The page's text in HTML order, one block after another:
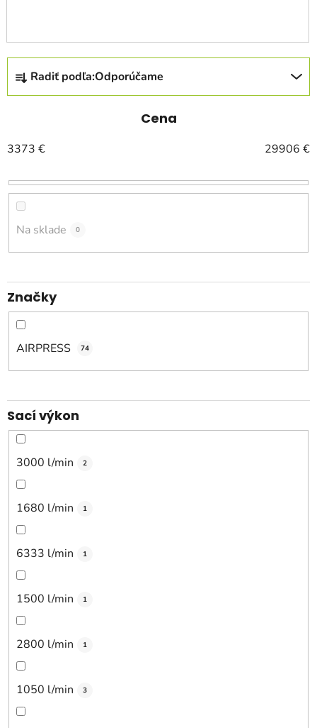
R
a
d
n
i
e
p
o
d
k
t
o
Radiť podľa:Odporúčame
Cena
3373 € 29906 €
Na sklade 0
Značky
AIRPRESS 74
Sací výkon
3000 l/min 2
1680 l/min 1
6333 l/min 1
1500 l/min 1
2800 l/min 1
1050 l/min 3